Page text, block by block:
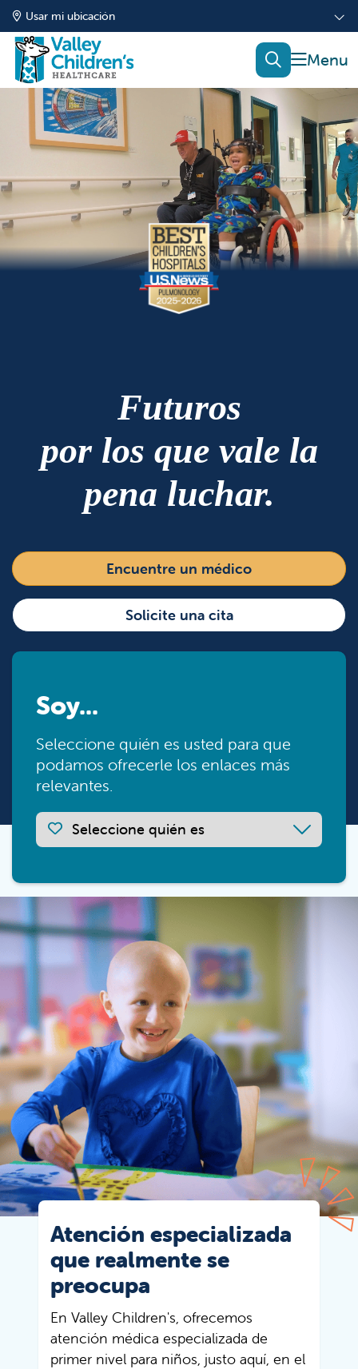
Usar mi ubicación
mostrar
buscar
Futuros
por los que vale la
pena luchar.
Encuentre un médico
Solicite una cita
Soy...
Seleccione quién es usted para que
podamos ofrecerle los enlaces más
relevantes.
Atención especializada
que realmente se
preocupa
En Valley Children's, ofrecemos
atención médica especializada de
primer nivel para niños, justo aquí, en el